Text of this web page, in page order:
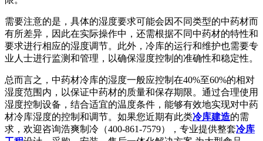
需要注意的是，具体的湿度要求可能会因不同类型的中药材而
有所差异，因此在实际操作中，还需根据不同中药材的特性和
要求进行相应的湿度调节。此外，冷库的运行和维护也需要专
业人士进行监测和管理，以确保湿度控制的准确性和稳定性。
总而言之，中药材冷库的湿度一般应控制在40%至60%的相对
湿度范围内，以保证中药材的质量和保存期限。通过合理使用
湿度控制设备，结合适宜的温度条件，能够有效地实现对中药
材冷库湿度的控制和调节。如果您近期有此类冷库建造的需
求，欢迎咨询浩爽制冷（400-861-7579），专业提供整套冷库